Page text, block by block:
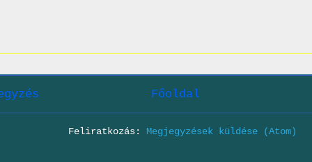
Főoldal
Feliratkozás: Megjegyzések küldése (Atom)